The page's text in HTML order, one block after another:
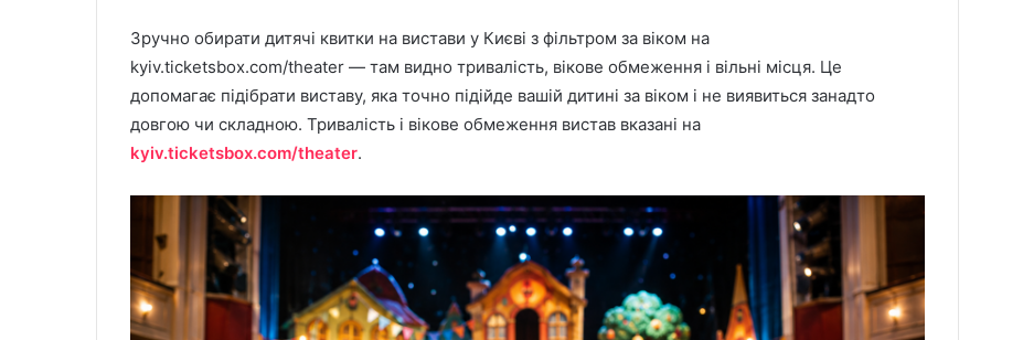
Зручно обирати дитячі квитки на вистави у Києві з фільтром за віком на
kyiv.ticketsbox.com/theater — там видно тривалість, вікове обмеження і вільні місця. Це
допомагає підібрати виставу, яка точно підійде вашій дитині за віком і не виявиться занадто
довгою чи складною. Тривалість і вікове обмеження вистав вказані на
kyiv.ticketsbox.com/theater.